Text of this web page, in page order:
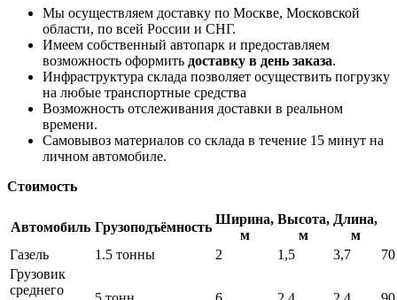
Мы осуществляем доставку по Москве, Московской
области, по всей России и СНГ.
Имеем собственный автопарк и предоставляем
возможность оформить доставку в день заказа.
Инфраструктура склада позволяет осуществить погрузку
на любые транспортные средства
Возможность отслеживания доставки в реальном
времени.
Самовывоз материалов со склада в течение 15 минут на
личном автомобиле.
Стоимость
Автомобиль Грузоподъёмность
Ширина,
м
Высота,
м
Длина,
м
Газель
1.5 тонны 2 1,5 3,7
Грузовик
среднего